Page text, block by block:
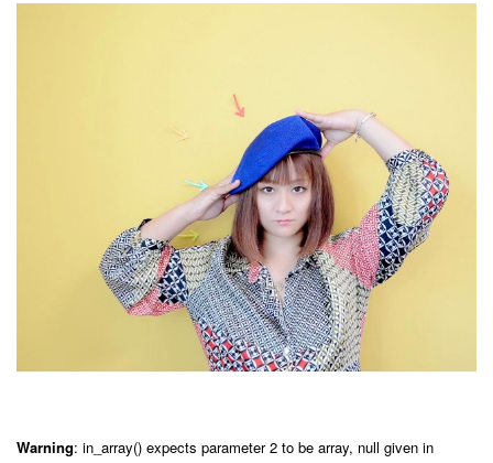
Warning: in_array() expects parameter 2 to be array, null given in